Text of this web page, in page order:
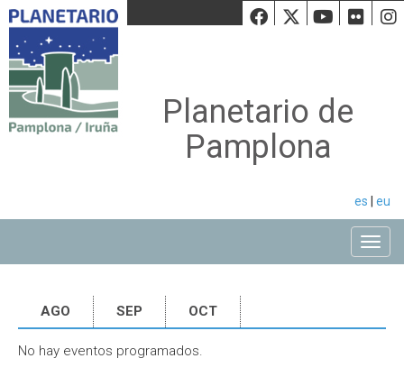
Facebook
Twiiter
Planetario de
Pamplona
es eu
AGO SEP OCT
No hay eventos programados.